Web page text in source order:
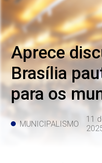
Aprece
Brasília
para os
MUNICIPALISMO
11